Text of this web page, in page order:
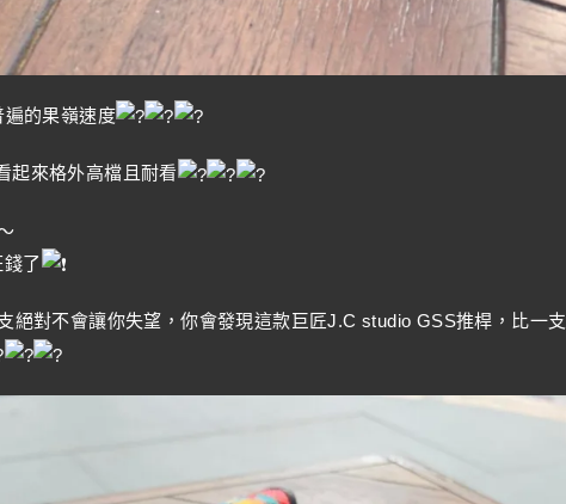
遍的果嶺速度
起來格外高檔且耐看
了
絕對不會讓你失望，你會發現這款巨匠J.C studio GSS推桿，比一支